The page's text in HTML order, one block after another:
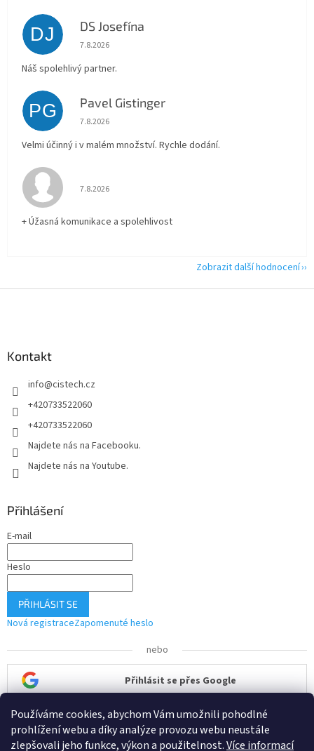
Používáme cookies, abychom Vám umožnili pohodlné
prohlížení webu a díky analýze provozu webu neustále
zlepšovali jeho funkce, výkon a použitelnost.Více informací
DJ DS Josefína
Hodnocení obchodu je 5 z 5 hvězdiček.
7.8.2026
Náš spolehlivý partner.
PG Pavel Gistinger
Hodnocení obchodu je 5 z 5 hvězdiček.
7.8.2026
Velmi účinný i v malém množství. Rychle dodání.
Hodnocení obchodu je 5 z 5 hvězdiček.
7.8.2026
+ Úžasná komunikace a spolehlivost
Zobrazit další hodnocení
Kontakt
info@cistech.cz
+420733522060
+420733522060
Najdete nás na Facebooku.
Najdete nás na Youtube.
Přihlášení
E-mail
Heslo
PŘIHLÁSIT SE
Nová registraceZapomenuté heslo
nebo
Přihlásit se přes Google
Přihlásit se přes Seznam